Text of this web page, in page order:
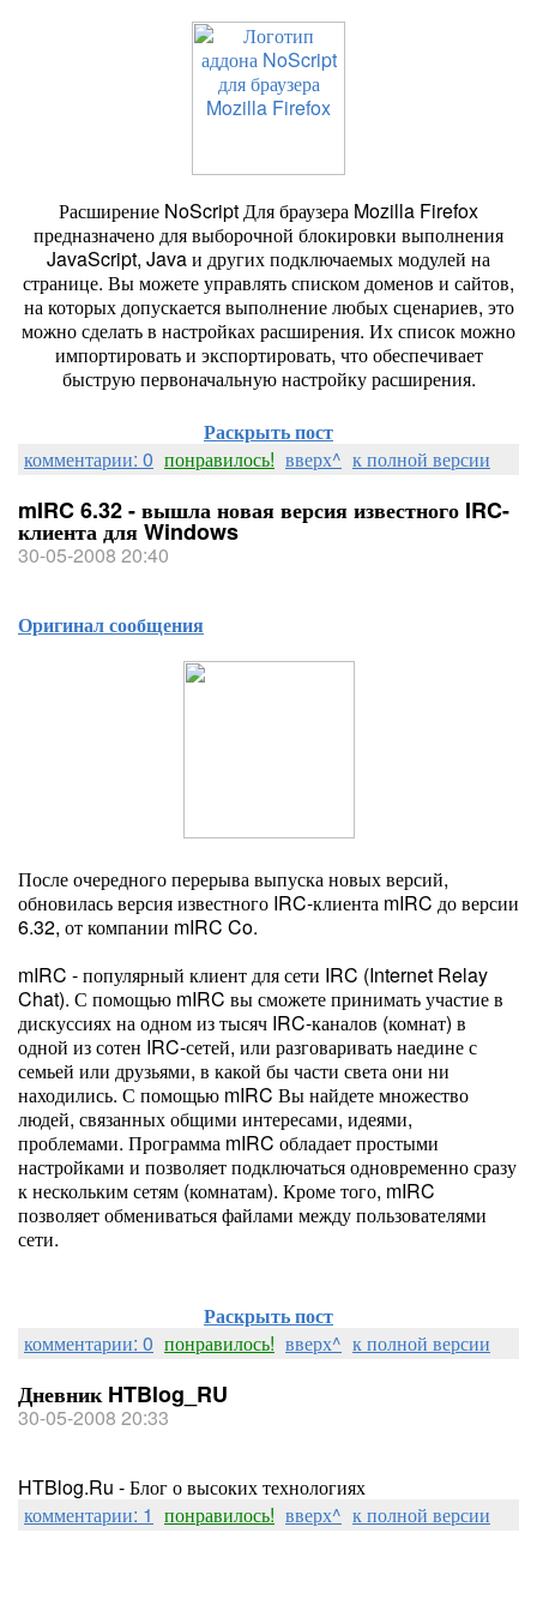
Расширение NoScript Для браузера Mozilla Firefox
предназначено для выборочной блокировки выполнения
JavaScript, Java и других подключаемых модулей на
странице. Вы можете управлять списком доменов и сайтов,
на которых допускается выполнение любых сценариев, это
можно сделать в настройках расширения. Их список можно
импортировать и экспортировать, что обеспечивает
быструю первоначальную настройку расширения.
Раскрыть пост
комментарии: 0 понравилось! вверх^ к полной версии
mIRC 6.32 - вышла новая версия известного IRC-
клиента для Windows
30-05-2008 20:40
Оригинал сообщения
После очередного перерыва выпуска новых версий,
обновилась версия известного IRC-клиента mIRC до версии
6.32, от компании mIRC Co.
mIRC - популярный клиент для сети IRC (Internet Relay
Chat). С помощью mIRC вы сможете принимать участие в
дискуссиях на одном из тысяч IRC-каналов (комнат) в
одной из сотен IRC-сетей, или разговаривать наедине с
семьей или друзьями, в какой бы части света они ни
находились. С помощью mIRC Вы найдете множество
людей, связанных общими интересами, идеями,
проблемами. Программа mIRC обладает простыми
настройками и позволяет подключаться одновременно сразу
к нескольким сетям (комнатам). Кроме того, mIRC
позволяет обмениваться файлами между пользователями
сети.
Раскрыть пост
комментарии: 0 понравилось! вверх^ к полной версии
Дневник HTBlog_RU
30-05-2008 20:33
HTBlog.Ru - Блог о высоких технологиях
комментарии: 1 понравилось! вверх^ к полной версии